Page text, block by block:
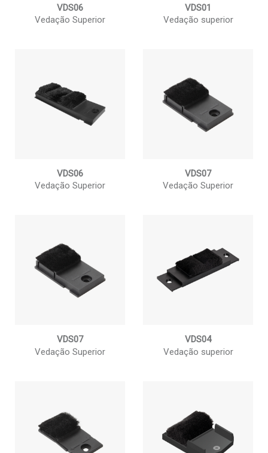
VDS06
Vedação Superior
VDS01
Vedação superior
VDS06
Vedação Superior
VDS07
Vedação Superior
VDS07
Vedação Superior
VDS04
Vedação superior